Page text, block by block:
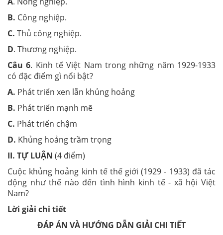
B. Công nghiệp.
C. Thủ công nghiệp.
D. Thương nghiệp.
Câu 6. Kinh tế Việt Nam trong những năm 1929-1933
có đặc điểm gì nổi bật?
A. Phát triển xen lẫn khủng hoảng
B. Phát triển mạnh mẽ
C. Phát triển chậm
D. Khủng hoảng trầm trọng
II. TỰ LUẬN (4 điểm)
Cuộc khủng hoảng kinh tế thế giới (1929 - 1933) đã tác
động như thế nào đến tình hình kinh tế - xã hội Việt
Nam?
Lời giải chi tiết
ĐÁP ÁN VÀ HƯỚNG DẪN GIẢI CHI TIẾT